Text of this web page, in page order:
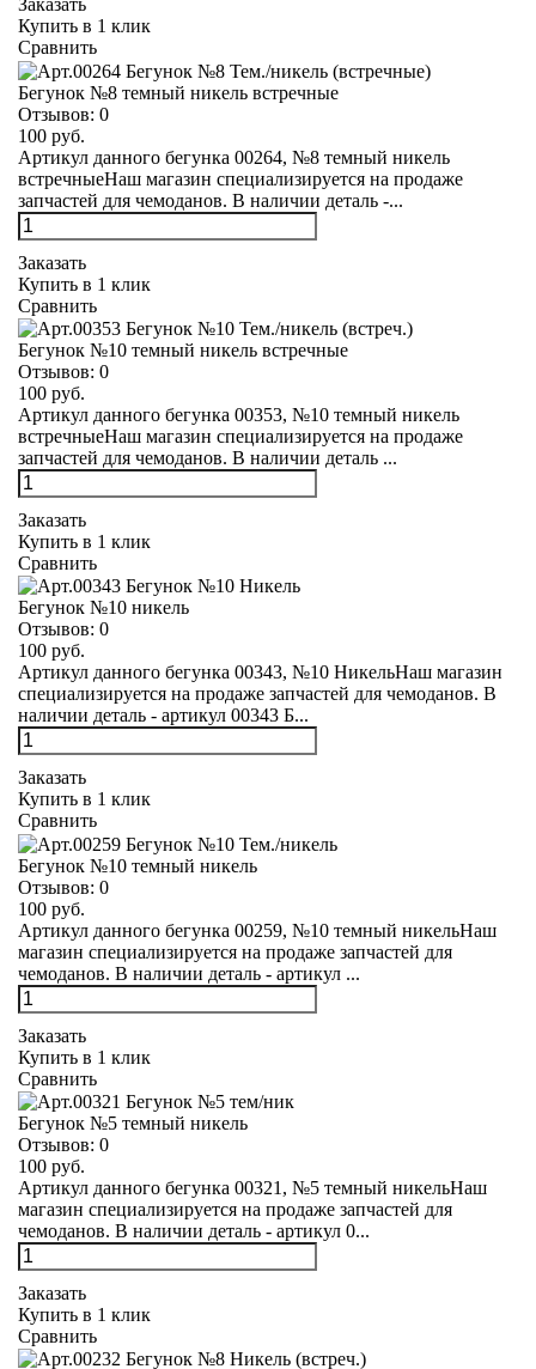
Заказать
Купить в 1 клик
Сравнить
Бегунок №8 темный никель встречные
Отзывов: 0
100 руб.
Артикул данного бегунка 00264, №8 темный никель
встречныеНаш магазин специализируется на продаже
запчастей для чемоданов. В наличии деталь -...
Заказать
Купить в 1 клик
Сравнить
Бегунок №10 темный никель встречные
Отзывов: 0
100 руб.
Артикул данного бегунка 00353, №10 темный никель
встречныеНаш магазин специализируется на продаже
запчастей для чемоданов. В наличии деталь ...
Заказать
Купить в 1 клик
Сравнить
Бегунок №10 никель
Отзывов: 0
100 руб.
Артикул данного бегунка 00343, №10 НикельНаш магазин
специализируется на продаже запчастей для чемоданов. В
наличии деталь - артикул 00343 Б...
Заказать
Купить в 1 клик
Сравнить
Бегунок №10 темный никель
Отзывов: 0
100 руб.
Артикул данного бегунка 00259, №10 темный никельНаш
магазин специализируется на продаже запчастей для
чемоданов. В наличии деталь - артикул ...
Заказать
Купить в 1 клик
Сравнить
Бегунок №5 темный никель
Отзывов: 0
100 руб.
Артикул данного бегунка 00321, №5 темный никельНаш
магазин специализируется на продаже запчастей для
чемоданов. В наличии деталь - артикул 0...
Заказать
Купить в 1 клик
Сравнить